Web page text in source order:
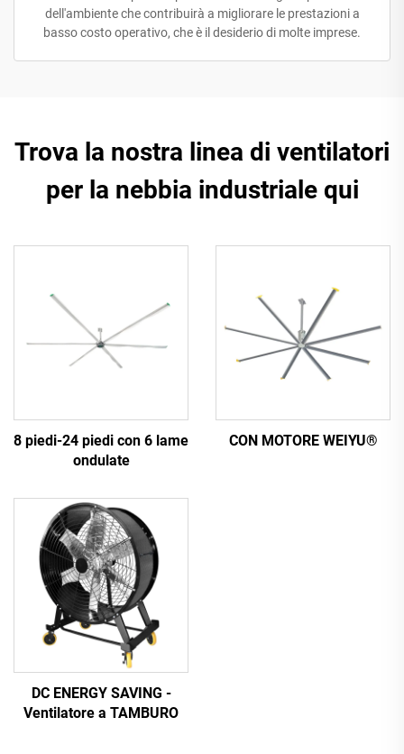
dell'ambiente che contribuirà a migliorare le prestazioni a
basso costo operativo, che è il desiderio di molte imprese.
Trova la nostra linea di ventilatori
per la nebbia industriale qui
8 piedi-24 piedi con 6 lame
ondulate
CON MOTORE WEIYU®
DC ENERGY SAVING -
Ventilatore a TAMBURO